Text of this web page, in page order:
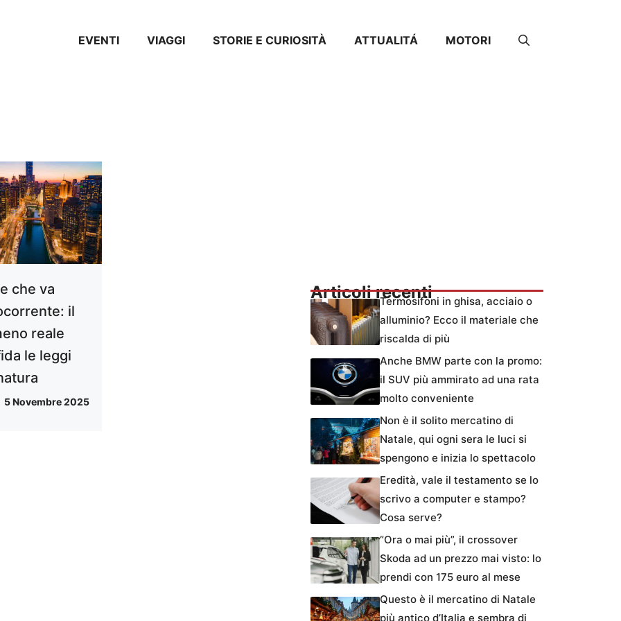
EVENTI VIAGGI STORIE E CURIOSITÀ ATTUALITÁ MOTORI
che va
il
reale
le leggi
5 Novembre 2025
Articoli recentiTermosifoni in ghisa, acciaio o
alluminio? Ecco il materiale che
riscalda di più
Anche BMW parte con la promo:
il SUV più ammirato ad una rata
molto conveniente
Non è il solito mercatino di
Natale, qui ogni sera le luci si
spengono e inizia lo spettacolo
Eredità, vale il testamento se lo
scrivo a computer e stampo?
Cosa serve?
“Ora o mai più”, il crossover
Skoda ad un prezzo mai visto: lo
prendi con 175 euro al mese
Questo è il mercatino di Natale
più antico d’Italia e sembra di